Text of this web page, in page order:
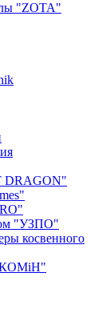
"ZOTA"
DRAGON"
"УЗПО"
косвенного